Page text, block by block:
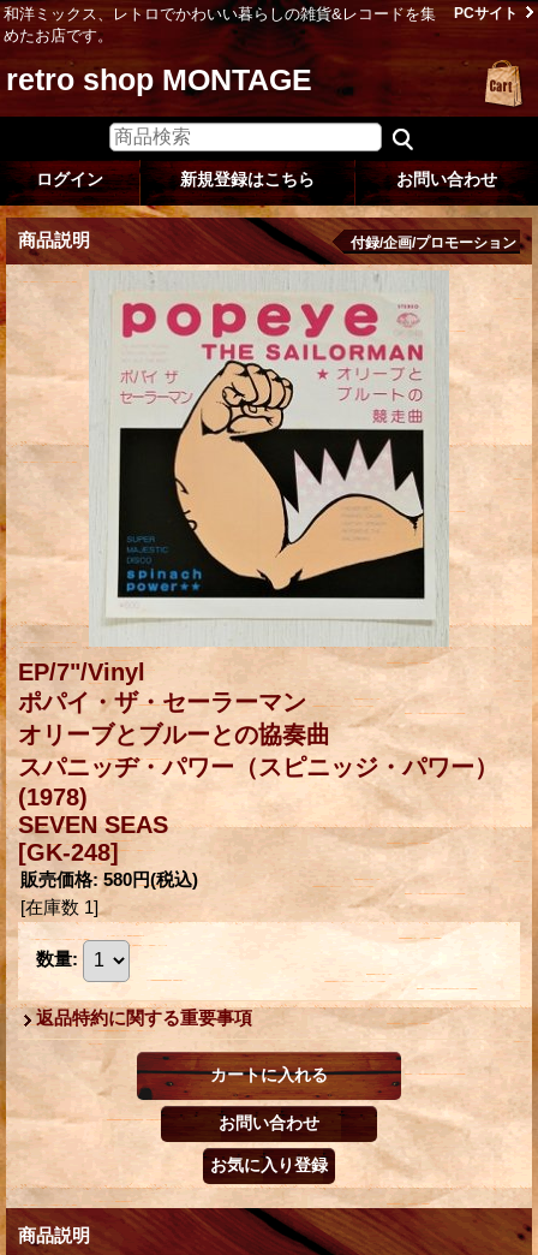
和洋ミックス、レトロでかわいい暮らしの雑貨&レコードを集
めたお店です。
PCサイト
retro shop MONTAGE
ログイン 新規登録はこちら お問い合わせ
商品説明 付録/企画/プロモーション
EP/7"/Vinyl
ポパイ・ザ・セーラーマン
オリーブとブルーとの協奏曲
スパニッヂ・パワー（スピニッジ・パワー）
(1978)
SEVEN SEAS
[GK-248]
販売価格: 580円(税込)
[在庫数 1]
数量:
返品特約に関する重要事項
商品説明